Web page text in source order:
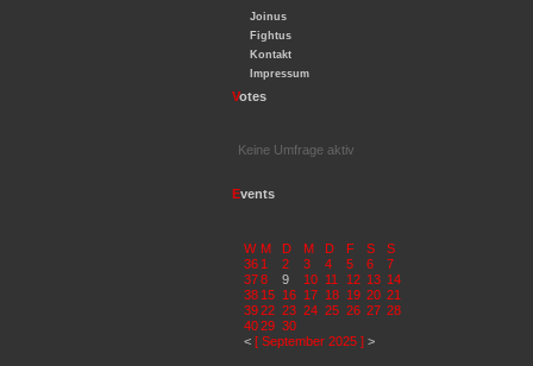
Joinus
Fightus
Kontakt
Impressum
Votes
Keine Umfrage aktiv
Events
W M D M D F S
S
36 1 2 3 4 5 6
7
37 8 9 10 11 12 13 14
38 15 16 17 18 19 20 21
39 22 23 24 25 26 27 28
40 29 30
<[ September 2025 ] >